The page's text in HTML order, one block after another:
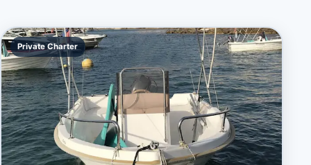
Private Charter